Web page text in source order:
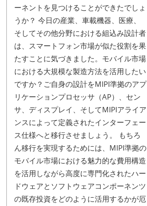
ーネントを見つけることができたでしょ
うか？ 今日の産業、車載機器、医療、
そしてその他分野における組込み設計者
は、スマートフォン市場が似た役割を果
たすことに気づきました。モバイル市場
における大規模な製造方法を活用したい
ですか？ご自身の設計をMIPI準拠のアプ
リケーションプロセッサ（AP）、セン
サ、ディスプレイ、そしてMIPIアライア
ンスによって定義されたインターフェー
ス仕様へと移行させましょう。 もちろ
ん移行を実現するためには、MIPI準拠の
モバイル市場における魅力的な費用構造
を活用しながら高度に専門化されたハー
ドウェアとソフトウェアコンポーネンツ
の既存投資をどのように活用するかが厄